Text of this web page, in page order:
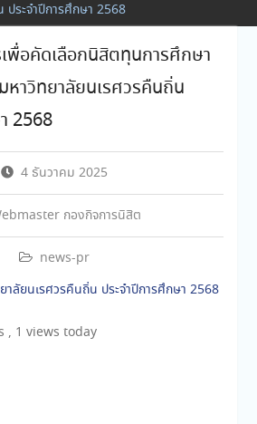
ประจำปีการศึกษา 2568
พื่อคัดเลือกนิสิตทุนการศึกษา
าวิทยาลัยนเรศวรคืนถิ่น
2568
4 ธันวาคม 2025
กองกิจการนิสิต
news-pr
ลัยนเรศวรคืนถิ่น ประจำปีการศึกษา 2568
, 1 views today